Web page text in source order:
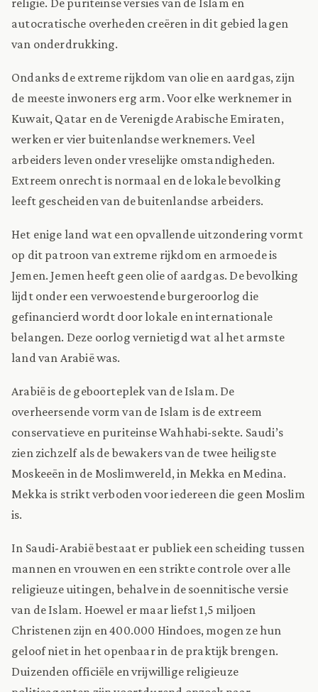
autocratische overheden creëren in dit gebied lagen
van onderdrukking.
Ondanks de extreme rijkdom van olie en aardgas, zijn
de meeste inwoners erg arm. Voor elke werknemer in
Kuwait, Qatar en de Verenigde Arabische Emiraten,
werken er vier buitenlandse werknemers. Veel
arbeiders leven onder vreselijke omstandigheden.
Extreem onrecht is normaal en de lokale bevolking
leeft gescheiden van de buitenlandse arbeiders.
Het enige land wat een opvallende uitzondering vormt
op dit patroon van extreme rijkdom en armoede is
Jemen. Jemen heeft geen olie of aardgas. De bevolking
lijdt onder een verwoestende burgeroorlog die
gefinancierd wordt door lokale en internationale
belangen. Deze oorlog vernietigd wat al het armste
land van Arabië was.
Arabië is de geboorteplek van de Islam. De
overheersende vorm van de Islam is de extreem
conservatieve en puriteinse Wahhabi-sekte. Saudi’s
zien zichzelf als de bewakers van de twee heiligste
Moskeeën in de Moslimwereld, in Mekka en Medina.
Mekka is strikt verboden voor iedereen die geen Moslim
is.
In Saudi-Arabië bestaat er publiek een scheiding tussen
mannen en vrouwen en een strikte controle over alle
religieuze uitingen, behalve in de soennitische versie
van de Islam. Hoewel er maar liefst 1,5 miljoen
Christenen zijn en 400.000 Hindoes, mogen ze hun
geloof niet in het openbaar in de praktijk brengen.
Duizenden officiële en vrijwillige religieuze